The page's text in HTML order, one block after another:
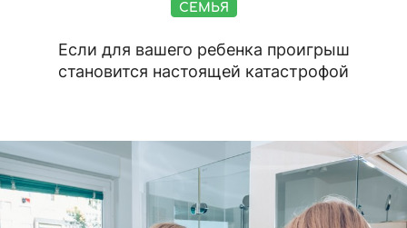
СЕМЬЯ
Если для вашего ребенка проигрыш
становится настоящей катастрофой